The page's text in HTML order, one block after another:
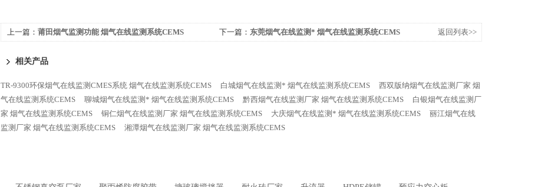
上一篇： 莆田烟气监测功能 烟气在线监测系统CEMS 下一篇： 东莞烟气在线监测* 烟气在线监测系统CEMS 返回列表>>
相关产品
TR-9300环保烟气在线监测CMES系统 烟气在线监测系统CEMS 白城烟气在线监测* 烟气在线监测系统CEMS
西双版纳烟气在线监测厂家 烟
气在线监测系统CEMS
聊城烟气在线监测* 烟气在线监测系统CEMS 黔西烟气在线监测厂家 烟气在线监测系统CEMS
白银烟气在线监测厂
家 烟气在线监测系统CEMS
铜仁烟气在线监测厂家 烟气在线监测系统CEMS 大庆烟气在线监测* 烟气在线监测系统CEMS
丽江烟气在线
监测厂家 烟气在线监测系统CEMS
湘潭烟气在线监测厂家 烟气在线监测系统CEMS